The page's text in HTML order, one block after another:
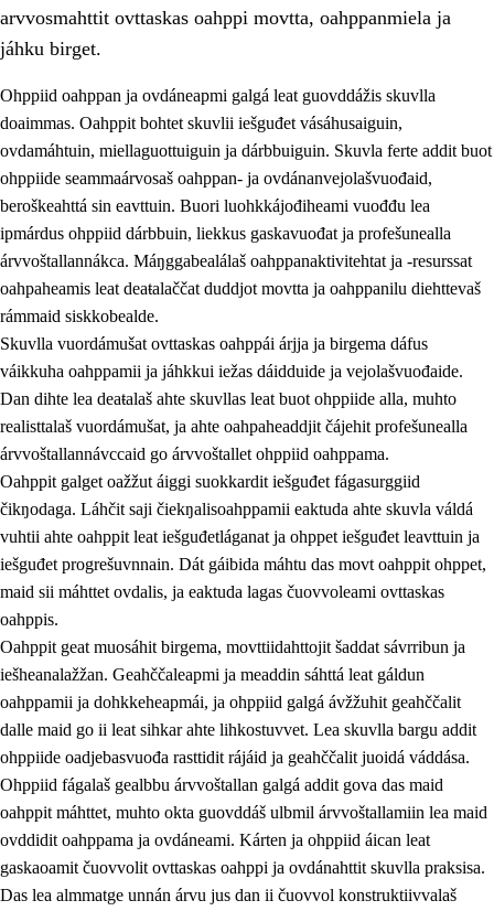
3. Skuvlla praksisa prinsihpat
3.1 Fátmmasteaddji oahppanbiras
3.2 Oahpaheapmi ja heivehuvvon oahpahus
3.3 Ovttasbargu ruovttu ja skuvlla gaskka
3.4 Oahpahus oahppofitnodagas ja bargoeallimis
3.5 Profešuvdnasearvevuohta ja skuvlaovdáneapmi
arvvosmahttit ovttaskas oahppi movtta, oahppanmiela ja
jáhku birget.
Ohppiid oahppan ja ovdáneapmi galgá leat guovddážis skuvlla
doaimmas. Oahppit bohtet skuvlii iešguđet vásáhusaiguin,
ovdamáhtuin, miellaguottuiguin ja dárbbuiguin. Skuvla ferte addit buot
ohppiide seammaárvosaš oahppan- ja ovdánanvejolašvuođaid,
beroškeahttá sin eavttuin. Buori luohkkájođiheami vuođđu lea
ipmárdus ohppiid dárbbuin, liekkus gaskavuođat ja profešunealla
árvvoštallannákca. Máŋggabealálaš oahppanaktivitehtat ja -resurssat
oahpaheamis leat deaŧalaččat duddjot movtta ja oahppanilu diehttevaš
rámmaid siskkobealde.
Skuvlla vuordámušat ovttaskas oahppái árjja ja birgema dáfus
váikkuha oahppamii ja jáhkkui iežas dáidduide ja vejolašvuođaide.
Dan dihte lea deaŧalaš ahte skuvllas leat buot ohppiide alla, muhto
realisttalaš vuordámušat, ja ahte oahpaheaddjit čájehit profešunealla
árvvoštallannávccaid go árvvoštallet ohppiid oahppama.
Oahppit galget oažžut áiggi suokkardit iešguđet fágasurggiid
čikŋodaga. Láhčit saji čiekŋalisoahppamii eaktuda ahte skuvla váldá
vuhtii ahte oahppit leat iešguđetláganat ja ohppet iešguđet leavttuin ja
iešguđet progrešuvnnain. Dát gáibida máhtu das movt oahppit ohppet,
maid sii máhttet ovdalis, ja eaktuda lagas čuovvoleami ovttaskas
oahppis.
Oahppit geat muosáhit birgema, movttiidahttojit šaddat sávrribun ja
iešheanalažžan. Geahččaleapmi ja meaddin sáhttá leat gáldun
oahppamii ja dohkkeheapmái, ja ohppiid galgá ávžžuhit geahččalit
dalle maid go ii leat sihkar ahte lihkostuvvet. Lea skuvlla bargu addit
ohppiide oadjebasvuođa rasttidit rájáid ja geahččalit juoidá váddása.
Ohppiid fágalaš gealbbu árvvoštallan galgá addit gova das maid
oahppit máhttet, muhto okta guovddáš ulbmil árvvoštallamiin lea maid
ovddidit oahppama ja ovdáneami. Kárten ja ohppiid áican leat
gaskaoamit čuovvolit ovttaskas oahppi ja ovdánahttit skuvlla praksisa.
Das lea almmatge unnán árvu jus dan ii čuovvol konstruktiivvalaš